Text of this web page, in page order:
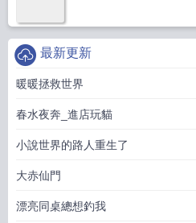
最新更新
暖暖拯救世界
春水夜奔_進店玩貓
小說世界的路人重生了
大赤仙門
漂亮同桌總想釣我